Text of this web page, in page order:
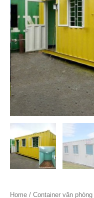
Home / Container văn phòng